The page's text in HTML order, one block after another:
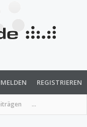
...
REGISTRIEREN